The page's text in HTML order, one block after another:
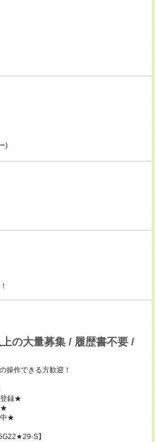
)
の大量募集 / 履歴書不要 /
作できる方歓迎！
登録★
★
中★
S】